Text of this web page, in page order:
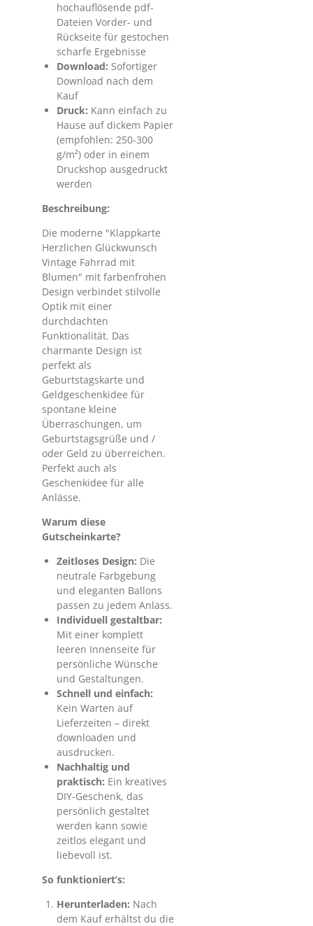
hochauflösende pdf-
Dateien Vorder- und
Rückseite für gestochen
scharfe Ergebnisse
Download: Sofortiger
Download nach dem
Kauf
Druck: Kann einfach zu
Hause auf dickem Papier
(empfohlen: 250-300
g/m²) oder in einem
Druckshop ausgedruckt
werden
Beschreibung:
Die moderne "Klappkarte
Herzlichen Glückwunsch
Vintage Fahrrad mit
Blumen" mit farbenfrohen
Design verbindet stilvolle
Optik mit einer
durchdachten
Funktionalität. Das
charmante Design ist
perfekt als
Geburtstagskarte und
Geldgeschenkidee für
spontane kleine
Überraschungen, um
Geburtstagsgrüße und /
oder Geld zu überreichen.
Perfekt auch als
Geschenkidee für alle
Anlässe.
Warum diese
Gutscheinkarte?
Zeitloses Design: Die
neutrale Farbgebung
und eleganten Ballons
passen zu jedem Anlass.
Individuell gestaltbar:
Mit einer komplett
leeren Innenseite für
persönliche Wünsche
und Gestaltungen.
Schnell und einfach:
Kein Warten auf
Lieferzeiten – direkt
downloaden und
ausdrucken.
Nachhaltig und
praktisch: Ein kreatives
DIY-Geschenk, das
persönlich gestaltet
werden kann sowie
zeitlos elegant und
liebevoll ist.
So funktioniert’s:
Herunterladen: Nach
dem Kauf erhältst du die